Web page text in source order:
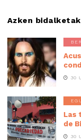
Azken bidalketak
30
Las
de
30